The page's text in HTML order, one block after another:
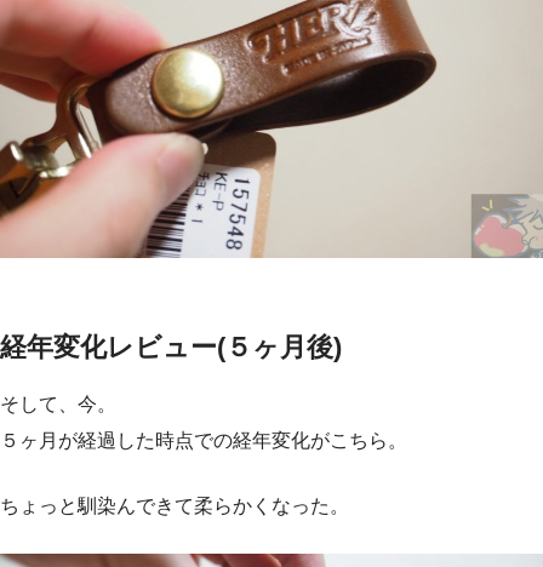
経年変化レビュー(５ヶ月後)
そして、今。
５ヶ月が経過した時点での経年変化がこちら。
ちょっと馴染んできて柔らかくなった。